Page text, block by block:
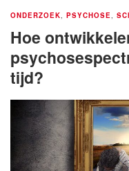
ONDERZOEK PSYCHOSE
Hoe
tijd?